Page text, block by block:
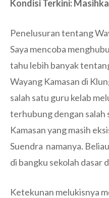
Kondisi Terkini:
Penelusuran tentang
Saya mencoba
tahu lebih banyak
Wayang Kamasan di
salah satu guru kelab
terhubung dengan salah
Kamasan yang masih
Suendra namanya.
di bangku sekolah dasar
Ketekunan melukisnya